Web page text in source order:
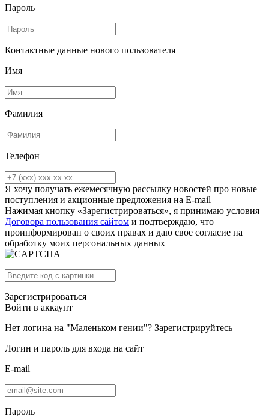
Пароль
Контактные данные нового пользователя
Имя
Фамилия
Телефон
Я хочу получать ежемесячную рассылку новостей про новые
поступления и акционные предложения на E-mail
Нажимая кнопку «Зарегистрироваться», я принимаю условия
Договора пользования сайтом и подтверждаю, что
проинформирован о своих правах и даю свое согласие на
обработку моих персональных данных
Зарегистрироваться
Войти в аккаунт
Нет логина на "Маленьком гении"? Зарегистрируйтесь
Логин и пароль для входа на сайт
E-mail
Пароль